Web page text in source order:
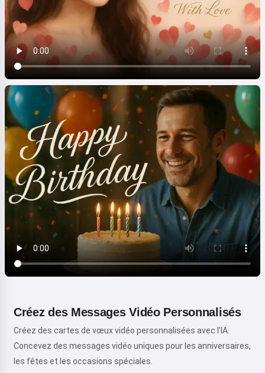
Créez des Messages Vidéo Personnalisés
Créez des cartes de vœux vidéo personnalisées avec l'IA.
Concevez des messages vidéo uniques pour les anniversaires,
les fêtes et les occasions spéciales.